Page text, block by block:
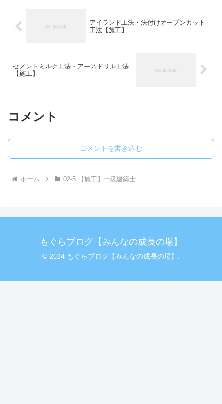
アイランド工法・法付けオープンカット
工法【施工】
セメントミルク工法・アースドリル工法
【施工】
コメント
コメントを書き込む
ホーム 02-5.【施工】一級建築士
もぐらブログ【みんなの成長の場】
© 2024 もぐらブログ【みんなの成長の場】.